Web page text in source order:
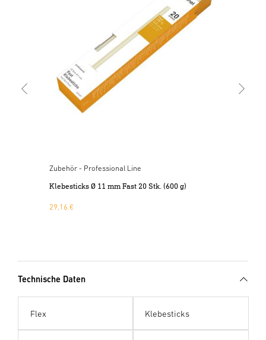
Zubehör - Professional Line
Klebesticks Ø 11 mm Fast 20 Stk. (600 g)
29,16 €
Technische Daten
Flex Klebesticks